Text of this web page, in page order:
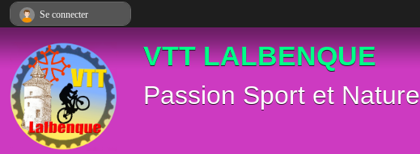
VTT LALBENQUE
Passion Sport et Nature
Se connecter
Panneau de gestion des cookies